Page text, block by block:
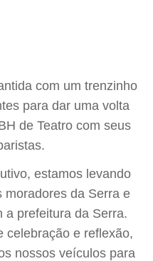
com um trenzinho
para dar uma volta
de Teatro com seus
estamos levando
moradores da Serra e
a prefeitura da Serra.
celebração e reflexão,
nossos veículos para